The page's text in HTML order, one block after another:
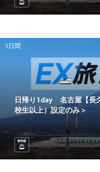
1日間
日帰り1day 名古屋【長
校生以上）設定のみ＞
新幹線